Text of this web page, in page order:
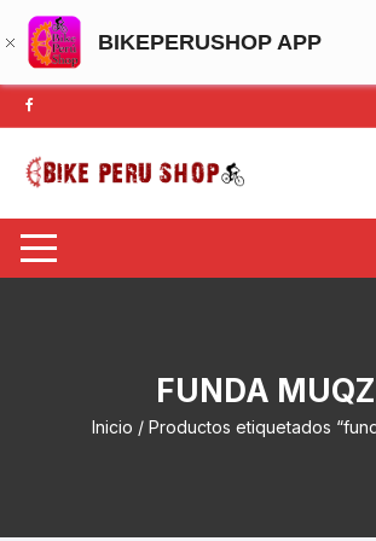
BIKEPERUSHOP APP
Saltar
al
contenido
FUNDA
Inicio / Productos etiquetados